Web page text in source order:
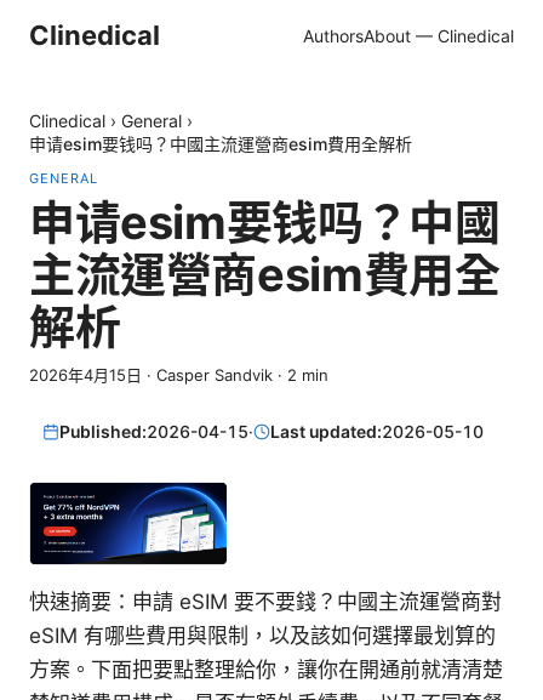
Clinedical AuthorsAbout — Clinedical
Clinedical › General ›
申请esim要钱吗？中國主流運營商esim費用全解析
GENERAL
申请esim要钱吗？中國
主流運營商esim費用全
解析
2026年4月15日 · Casper Sandvik · 2 min
Published:2026-04-15· Last updated:2026-05-10
快速摘要：申請 eSIM 要不要錢？中國主流運營商對
eSIM 有哪些費用與限制，以及該如何選擇最划算的
方案。下面把要點整理給你，讓你在開通前就清清楚